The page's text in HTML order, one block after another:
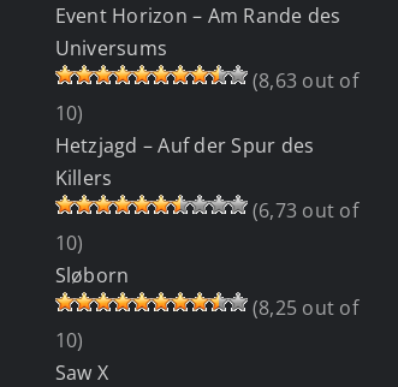
Event Horizon – Am Rande des
Universums
(8,63 out of
10)
Hetzjagd – Auf der Spur des
Killers
(6,73 out of
10)
Sløborn
(8,25 out of
10)
Saw X